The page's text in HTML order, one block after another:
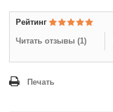
Рейтинг
Читать отзывы (1)
Печать